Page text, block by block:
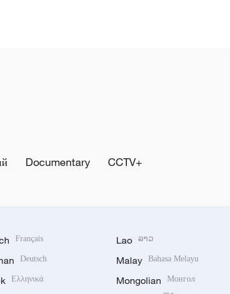
Documentary CCTV+
Français
Deutsch
Ελληνικά
Lao ລາວ
Malay Bahasa Melayu
Mongolian Монгол